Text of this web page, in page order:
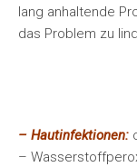
lang anhaltende
das Problem zu
– Hautinfektionen:
–